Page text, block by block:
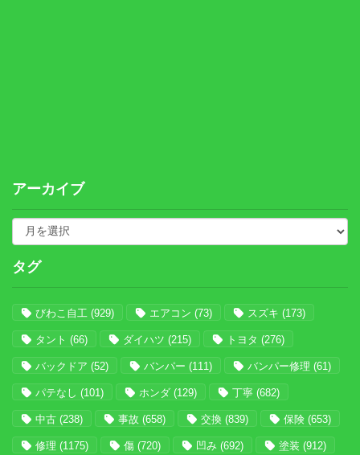
アーカイブ
タグ
びわこ自工 (929) エアコン (73) スズキ (173)
タント (66) ダイハツ (215) トヨタ (276)
バックドア (52) バンパー (111) バンパー修理 (61)
パテなし (101) ホンダ (129) 丁寧 (682)
中古 (238) 事故 (658) 交換 (839) 保険 (653)
修理 (1175) 傷 (720) 凹み (692) 塗装 (912)